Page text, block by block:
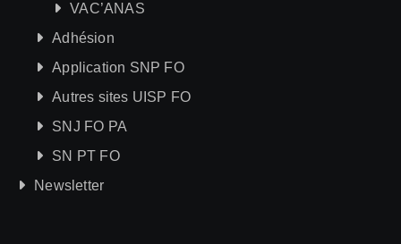
VAC’ANAS
Adhésion
Application SNP FO
Autres sites UISP FO
SNJ FO PA
SN PT FO
Newsletter